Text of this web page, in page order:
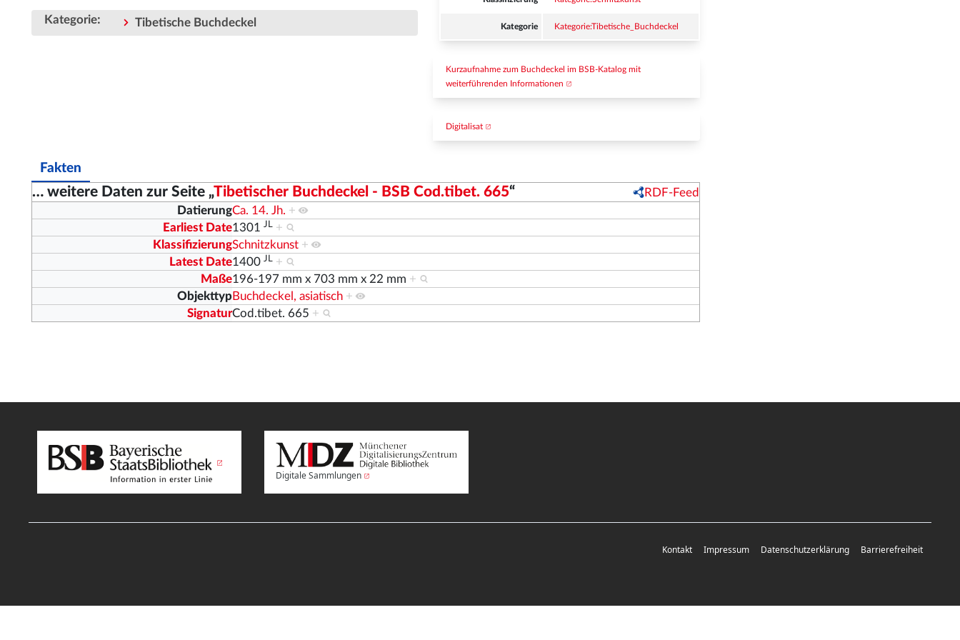
Kategorie Kategorie:Tibetische_Buchdeckel
Kurzaufnahme zum Buchdeckel im BSB-Katalog mit
weiterführenden Informationen
Digitalisat
Kategorie: Tibetische Buchdeckel
Fakten
… weitere Daten zur Seite „Tibetischer Buchdeckel - BSB Cod.tibet. 665“
RDF-Feed
DatierungCa. 14. Jh. +
Earliest Date1301JL
+
KlassifizierungSchnitzkunst +
Latest Date1400JL
+
Maße196-197 mm x 703 mm x 22 mm +
ObjekttypBuchdeckel, asiatisch +
SignaturCod.tibet. 665 +
Digitale Sammlungen
Kontakt Impressum Datenschutzerklärung Barrierefreiheit